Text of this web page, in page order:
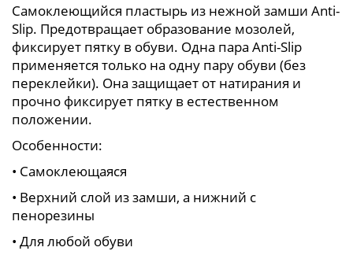
Самоклеющийся пластырь из нежной замши Anti-
Slip. Предотвращает образование мозолей,
фиксирует пятку в обуви. Одна пара Anti-Slip
применяется только на одну пару обуви (без
переклейки). Она защищает от натирания и
прочно фиксирует пятку в естественном
положении.
Особенности:
• Самоклеющаяся
• Верхний слой из замши, а нижний с
пенорезины
• Для любой обуви